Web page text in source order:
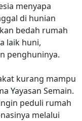
menyapa
di hunian
bedah rumah
laik huni,
penghuninya.
kurang mampu
Yayasan Semain.
peduli rumah
melalui